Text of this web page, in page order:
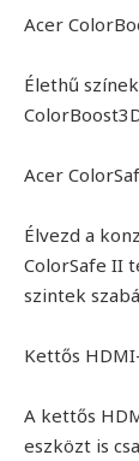
Acer
Élethű
Acer
Élvezd a
ColorSafe II
szintek
Kettős
A kettős
eszközt is